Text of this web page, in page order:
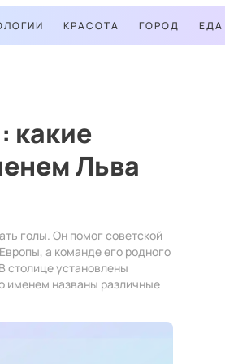
КРАСОТА ГОРОД ЕДА
какие
Льва
голы. Он помог советской
а команде его родного
столице установлены
именем названы различные